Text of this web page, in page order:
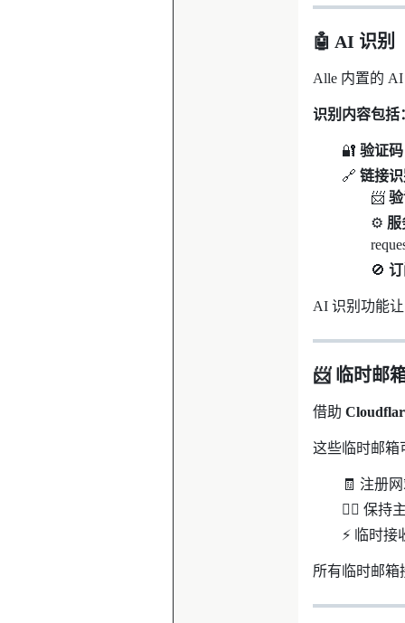
🤖 AI 识别
Alle 内置的
识别内容包括
🔐验证码
🔗链接
📨
⚙️ 服
🚫
AI 识别功能
📨 临时邮
借助
这些临时邮箱
🧾 注册
🕵️‍♂️ 保持
⚡ 临时
所有临时邮箱